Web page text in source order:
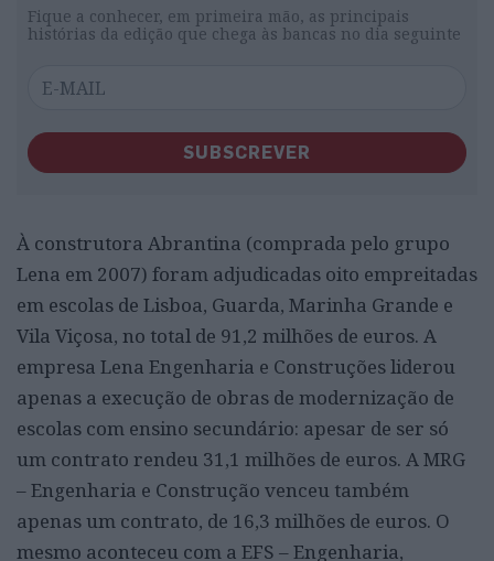
Fique a conhecer, em primeira mão, as principais
histórias da edição que chega às bancas no dia seguinte
SUBSCREVER
À construtora Abrantina (comprada pelo grupo
Lena em 2007) foram adjudicadas oito empreitadas
em escolas de Lisboa, Guarda, Marinha Grande e
Vila Viçosa, no total de 91,2 milhões de euros. A
empresa Lena Engenharia e Construções liderou
apenas a execução de obras de modernização de
escolas com ensino secundário: apesar de ser só
um contrato rendeu 31,1 milhões de euros. A MRG
– Engenharia e Construção venceu também
apenas um contrato, de 16,3 milhões de euros. O
mesmo aconteceu com a EFS – Engenharia,